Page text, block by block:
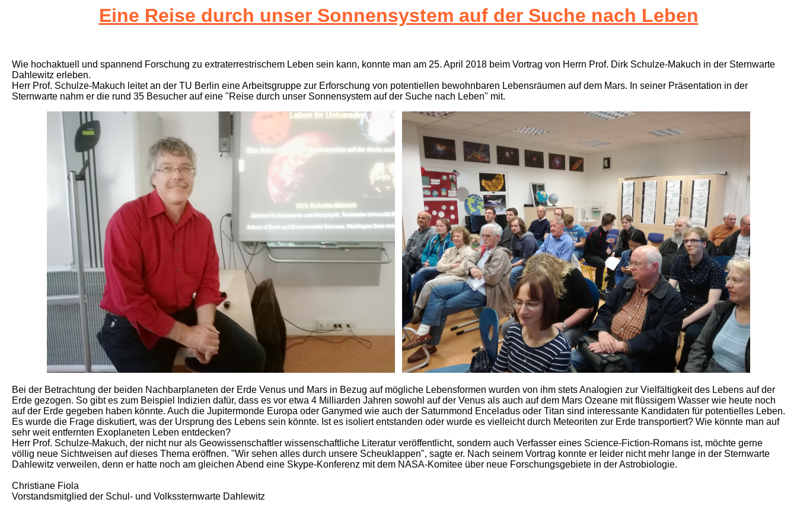
Eine Reise durch unser Sonnensystem auf der Suche nach Leben
Wie hochaktuell und spannend Forschung zu extraterrestrischem Leben sein kann, konnte man am 25. April 2018 beim Vortrag von Herrn Prof. Dirk Schulze-Makuch in der Sternwarte
Dahlewitz erleben.
Herr Prof. Schulze-Makuch leitet an der TU Berlin eine Arbeitsgruppe zur Erforschung von potentiellen bewohnbaren Lebensräumen auf dem Mars. In seiner Präsentation in der
Sternwarte nahm er die rund 35 Besucher auf eine "Reise durch unser Sonnensystem auf der Suche nach Leben" mit.
Bei der Betrachtung der beiden Nachbarplaneten der Erde Venus und Mars in Bezug auf mögliche Lebensformen wurden von ihm stets Analogien zur Vielfältigkeit des Lebens auf der
Erde gezogen. So gibt es zum Beispiel Indizien dafür, dass es vor etwa 4 Milliarden Jahren sowohl auf der Venus als auch auf dem Mars Ozeane mit flüssigem Wasser wie heute noch
auf der Erde gegeben haben könnte. Auch die Jupitermonde Europa oder Ganymed wie auch der Saturnmond Enceladus oder Titan sind interessante Kandidaten für potentielles Leben.
Es wurde die Frage diskutiert, was der Ursprung des Lebens sein könnte. Ist es isoliert entstanden oder wurde es vielleicht durch Meteoriten zur Erde transportiert? Wie könnte man auf
sehr weit entfernten Exoplaneten Leben entdecken?
Herr Prof. Schulze-Makuch, der nicht nur als Geowissenschaftler wissenschaftliche Literatur veröffentlicht, sondern auch Verfasser eines Science-Fiction-Romans ist, möchte gerne
völlig neue Sichtweisen auf dieses Thema eröffnen. "Wir sehen alles durch unsere Scheuklappen", sagte er. Nach seinem Vortrag konnte er leider nicht mehr lange in der Sternwarte
Dahlewitz verweilen, denn er hatte noch am gleichen Abend eine Skype-Konferenz mit dem NASA-Komitee über neue Forschungsgebiete in der Astrobiologie.
Christiane Fiola
Vorstandsmitglied der Schul- und Volkssternwarte Dahlewitz